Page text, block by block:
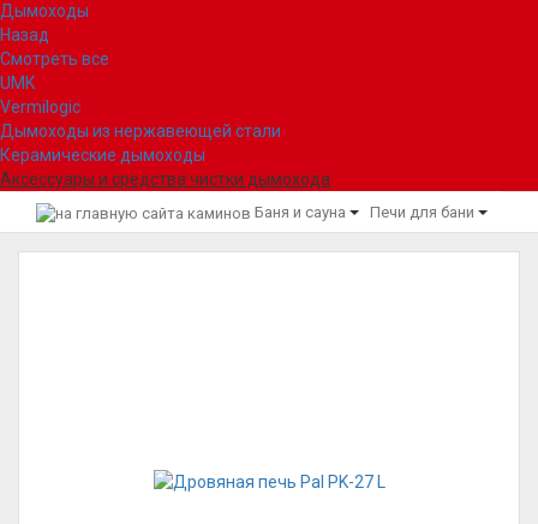
Дымоходы
Назад
Смотреть все
UMK
Vermilogic
Дымоходы из нержавеющей стали
Керамические дымоходы
Аксессуары и средства чистки дымохода
Баня и сауна Печи для бани